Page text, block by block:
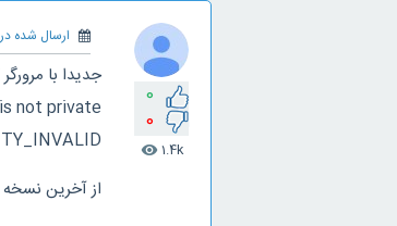
0
0
1.4k
visibility
ارسال شده در
جدیدا با
not private
از آخرین